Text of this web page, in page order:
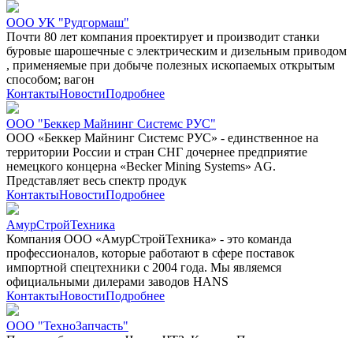
ООО УК "Рудгормаш"
Почти 80 лет компания проектирует и производит станки
буровые шарошечные с электрическим и дизельным приводом
, применяемые при добыче полезных ископаемых открытым
способом; вагон
КонтактыНовостиПодробнее
ООО "Беккер Майнинг Системс РУС"
ООО «Беккер Майнинг Системс РУС» - единственное на
территории России и стран СНГ дочернее предприятие
немецкого концерна «Becker Mining Systems» AG.
Представляет весь спектр продук
КонтактыНовостиПодробнее
АмурСтройТехника
Компания ООО «АмурСтройТехника» - это команда
профессионалов, которые работают в сфере поставок
импортной спецтехники с 2004 года. Мы являемся
официальными дилерами заводов HANS
КонтактыНовостиПодробнее
ООО "ТехноЗапчасть"